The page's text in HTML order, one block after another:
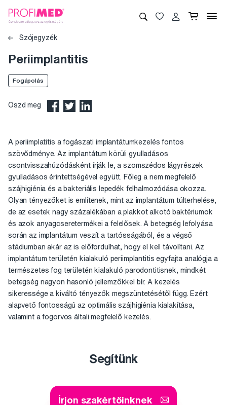
Szójegyzék
Periimplantitis
Fogápolás
Oszd meg
A periimplatitis a fogászati implantátumkezelés fontos
szövődménye. Az implantátum körüli gyulladásos
csontvisszahúzódásként írják le, a szomszédos lágyrészek
gyulladásos érintettségével együtt. Főleg a nem megfelelő
szájhigiénia és a bakteriális lepedék felhalmozódása okozza.
Olyan tényezőket is említenek, mint az implantátum túlterhelése,
de az esetek nagy százalékában a plakkot alkotó baktériumok
és azok anyagcseretermékei a felelősek. A betegség lefolyása
során az implantátum veszít a tartósságából, és a végső
stádiumban akár az is előfordulhat, hogy el kell távolítani. Az
implantátum területén kialakuló periimplantitis egyfajta analógja a
természetes fog területén kialakuló parodontitisnek, mindkét
betegség nagyon hasonló jellemzőkkel bír. A kezelés
sikeressége a kiváltó tényezők megszüntetésétől függ. Ezért
alapvető fontosságú az optimális szájhigiénia kialakítása,
valamint a fogorvos általi megfelelő kezelés.
Segítünk
Írjon szakértőinknek